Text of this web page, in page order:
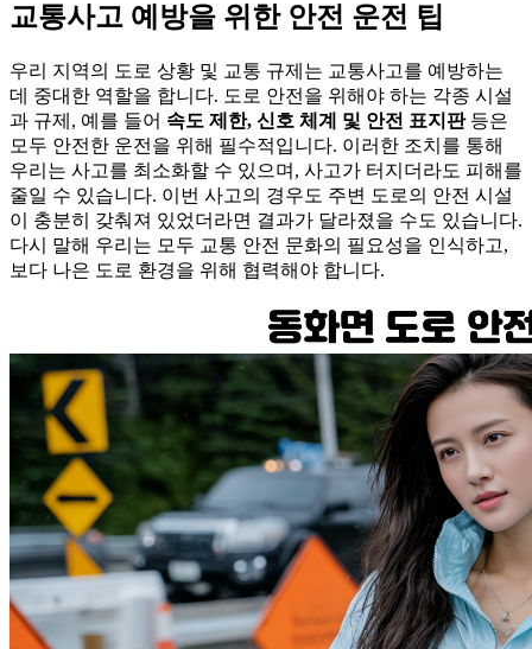
교통사고 예방을 위한 안전 운전 팁
우리 지역의 도로 상황 및 교통 규제는 교통사고를 예방하는
데 중대한 역할을 합니다. 도로 안전을 위해야 하는 각종 시설
과 규제, 예를 들어 속도 제한, 신호 체계 및 안전 표지판등은
모두 안전한 운전을 위해 필수적입니다. 이러한 조치를 통해
우리는 사고를 최소화할 수 있으며, 사고가 터지더라도 피해를
줄일 수 있습니다. 이번 사고의 경우도 주변 도로의 안전 시설
이 충분히 갖춰져 있었더라면 결과가 달라졌을 수도 있습니다.
다시 말해 우리는 모두 교통 안전 문화의 필요성을 인식하고,
보다 나은 도로 환경을 위해 협력해야 합니다.